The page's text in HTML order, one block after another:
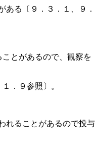
る〔９．３．１、９．
とがあるので、観察を
．９参照〕。
れることがあるので投与